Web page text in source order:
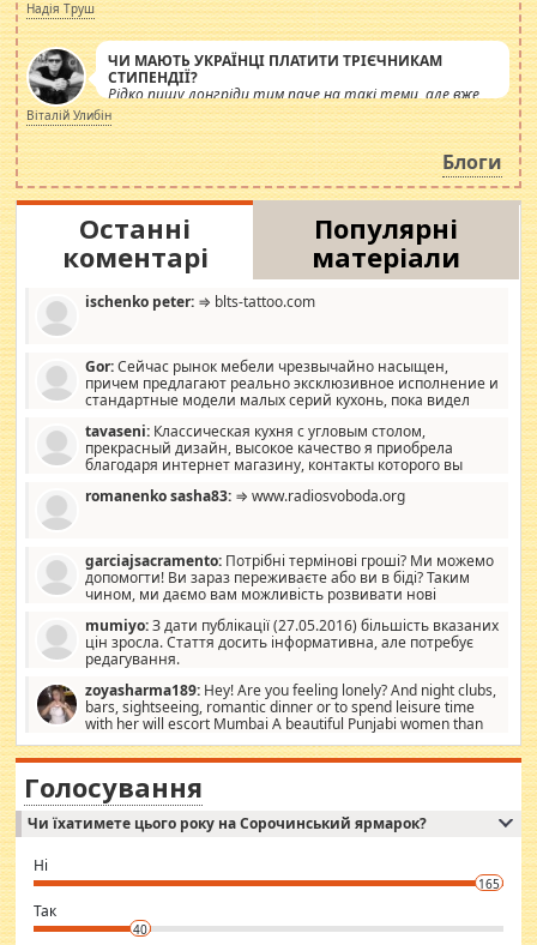
журналістів.
Надія Труш
ЧИ МАЮТЬ УКРАЇНЦІ ПЛАТИТИ ТРІЄЧНИКАМ
СТИПЕНДІЇ?
Рідко пишу лонгріди тим паче на такі теми, але вже
просто дістало! Обурюють сьогоднішні інсенуації
навколо стипендіального питання. Штучно
роздувається ще одна соціальна катастрофа.
Віталій Улибін
Блоги
Останні
коментарі
Популярні
матеріали
ischenko peter: ⇒ blts-tattoo.com
Gor:Сейчас рынок мебели чрезвычайно насыщен,
причем предлагают реально эксклюзивное исполнение и
стандартные модели малых серий кухонь, пока видел
стандартные формы, в MebelOk, креативненько и что главное -
со вкусом все в порядке, без ненужных наворотов удорожающих
мебель, а это не последний фактор.
tavaseni: Классическая кухня с угловым столом,
прекрасный дизайн, высокое качество я приобрела
благодаря интернет магазину, контакты которого вы
romanenko sasha83: ⇒ www.radiosvoboda.org
garciajsacramento: Потрібні термінові гроші? Ми можемо
допомогти! Ви зараз переживаєте або ви в біді? Таким
чином, ми даємо вам можливість розвивати нові
допомагати людям, які намагаються дати їм шанс. Кожен
заслуговує на другий шанс, і, оскільки влада не зможе, вони
повинні приймати від інших. Для нас нема багато суми, і зрілість
витрат, а тільки узгоджених сум і нічого іншого. Не чекайте і не
коментуйте цей пост. Введіть суму, яку ви хочете подати, і ми
зв'яжемося з вами з усіма варіантами. зв'яжіться з нами
сьогодні на garciajsacramento@gmail.com Вам потрібні термінові
гроші? Ми можемо допомогти!
mumiyo:З дати публікації (27.05.2016) більшість вказаних
цін зросла. Стаття досить інформативна, але потребує
редагування.
zoyasharma189: Hey! Are you feeling lonely? And night clubs,
bars, sightseeing, romantic dinner or to spend leisure time
with her will escort Mumbai A beautiful Punjabi women than
sexy escort companion in arms that you guys feel like 5 star luxury
hotel had to spend the night in their search for loved solitaire free
woman "Love Solitaire" beautiful figure and shapely body shapes.
Independent escort in Mumbai, truthful, friendly and cheerful girl.
WhatsApp via an easily can see the latest pictures of her body and the
want to meet new people. Sakshi Mirchandani health and figure
conscious in order to keep yourself fit and regularly go to the health
club.
⇒ sakshimirchandani.com
Голосування
Чи їхатимете цього року на Сорочинський ярмарок?
Ні
165
Так
40